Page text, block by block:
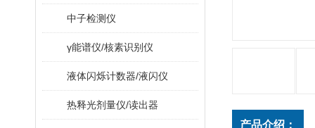
中子检测仪
γ能谱仪/核素识别仪
液体闪烁计数器/液闪仪
热释光剂量仪/读出器
产品介绍：